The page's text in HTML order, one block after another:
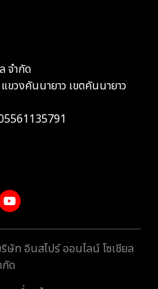
จำกัด
วงคันนายาว เขตคันนายาว
ท อินสไปร์ ออนไลน์ โซเชียล
กัด